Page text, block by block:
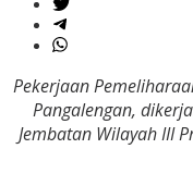
Pekerjaan
Pangalengan,
Jembatan Wilayah III